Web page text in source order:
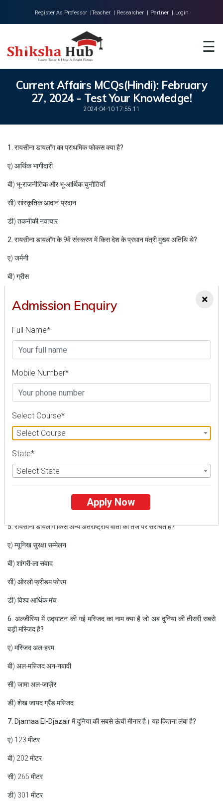
Register As Professor |Teacher | Researcher | Partner | Login
☰
About Us
Universities
Colleges
Research
Blog
Contact
Current Affairs MCQs(Hindi): February
27, 2024 - Test Your Knowledge!
2024-04-10 17:55:11
1. रायसीना डायलॉग का प्राथमिक फोकस क्या है?
ए) आर्थिक भागीदारी
बी) भू-राजनीतिक और भू-आर्थिक चुनौतियाँ
सी) सांस्कृतिक आदान-प्रदान
डी) तकनीकी नवाचार
2. रायसीना डायलॉग के 9वें संस्करण में किस देश के प्रधान मंत्री मुख्य अतिथि थे?
ए) जर्मनी
बी) ग्रीस
3. 2024 की थीम "चतुरंगा" निम्नलिखित में से किससे प्रेरित है?
ए) चार खिलाड़ियों वाला शतरंज का खेल
बी) एक ऐतिहासिक युद्ध संरचना
सी) एक प्राचीन शासन दर्शन
ए) टेक फ्रंटियर्स: विनियम और वास्तविकताएँ
बी) ग्रह के साथ शांति: निवेश और नवप्रवर्तन
डी) लोकतंत्र की रक्षा: समाज और संप्रभुता
5. रायसीना डायलॉग किस अन्य अंतर्राष्ट्रीय वार्ता की तर्ज पर संरचित है?
ए) म्यूनिख सुरक्षा सम्मेलन
बी) शांगरी-ला संवाद
सी) ओस्लो फ्रीडम फोरम
डी) विश्व आर्थिक मंच
6. अल्जीरिया में उद्घाटन की गई मस्जिद का नाम क्या है जो अब दुनिया की तीसरी सबसे
बड़ी मस्जिद है?
ए) मस्जिद अल-हरम
बी) अल-मस्जिद अन-नबावी
सी) जामा अल-जाज़ैर
डी) शेख जायद ग्रैंड मस्जिद
7. Djamaa El-Djazair में दुनिया की सबसे ऊंची मीनार है। यह कितना लंबा है?
ए) 123 मीटर
बी) 202 मीटर
सी) 265 मीटर
डी) 301 मीटर
×
Admission Enquiry
Full Name*
Mobile Number*
Select Course*
Select Course
State*
Select State
Apply Now